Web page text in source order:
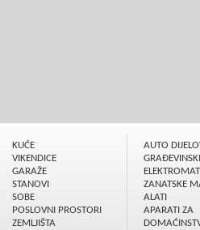
KUĆE
VIKENDICE
GARAŽE
STANOVI
SOBE
POSLOVNI PROSTORI
ZEMLJIŠTA
AUTO
ZANATSKE
ALATI
APARATI ZA